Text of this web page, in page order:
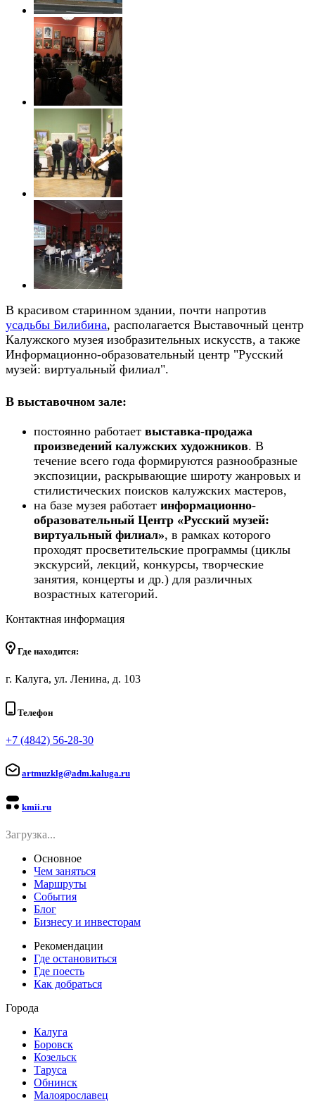
В красивом старинном здании, почти напротив
усадьбы Билибина, располагается Выставочный центр
Калужского музея изобразительных искусств, а также
Информационно-образовательный центр "Русский
музей: виртуальный филиал".
В выставочном зале:
постоянно работает выставка-продажа
произведений калужских художников. В
течение всего года формируются разнообразные
экспозиции, раскрывающие широту жанровых и
стилистических поисков калужских мастеров,
на базе музея работает информационно-
образовательный Центр «Русский музей:
виртуальный филиал», в рамках которого
проходят просветительские программы (циклы
экскурсий, лекций, конкурсы, творческие
занятия, концерты и др.) для различных
возрастных категорий.
Контактная информация
Где находится:
г. Калуга, ул. Ленина, д. 103
Телефон
+7 (4842) 56-28-30
artmuzklg@adm.kaluga.ru
kmii.ru
Загрузка...
Основное
Чем заняться
Маршруты
События
Блог
Бизнесу и инвесторам
Рекомендации
Где остановиться
Где поесть
Как добраться
Города
Калуга
Боровск
Козельск
Таруса
Обнинск
Малоярославец